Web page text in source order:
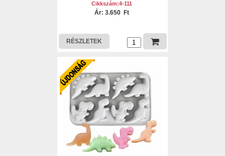
Cikkszám:4-111
Ár: 3.650 Ft
RÉSZLETEK